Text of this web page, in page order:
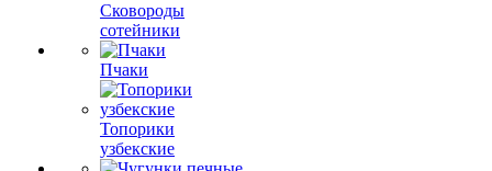
Сковороды
сотейники
Пчаки
Топорики
узбекские